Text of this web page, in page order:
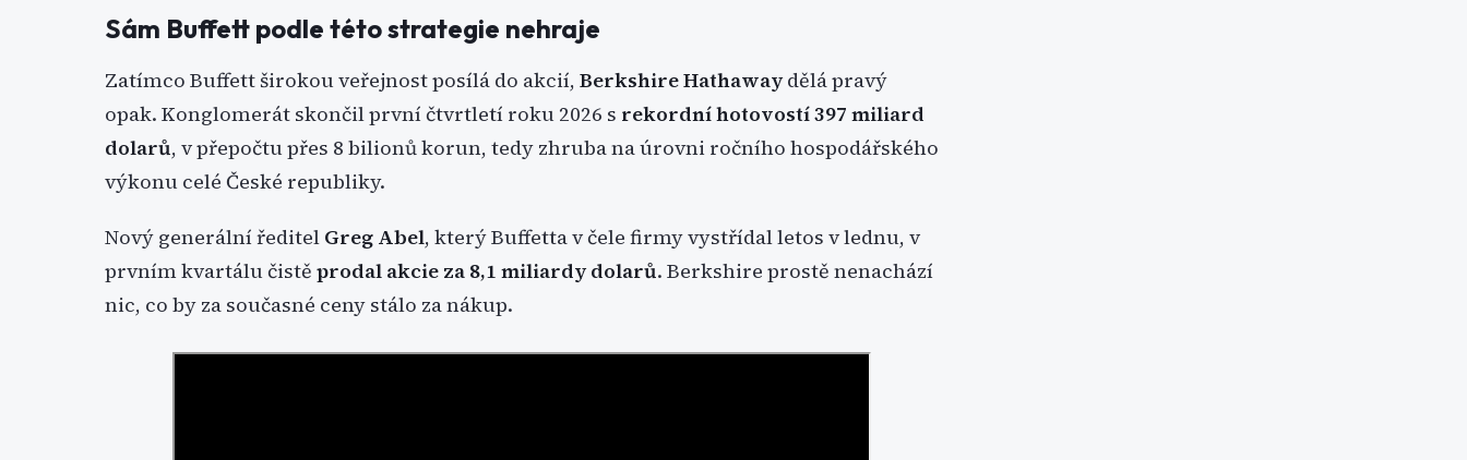
Sám Buffett podle této strategie nehraje
Zatímco Buffett širokou veřejnost posílá do akcií, Berkshire Hathawaydělá pravý
opak. Konglomerát skončil první čtvrtletí roku 2026 s rekordní hotovostí 397 miliard
dolarů, v přepočtu přes 8 bilionů korun, tedy zhruba na úrovni ročního hospodářského
výkonu celé České republiky.
Nový generální ředitel Greg Abel, který Buffetta v čele firmy vystřídal letos v lednu, v
prvním kvartálu čistě prodal akcie za 8,1 miliardy dolarů. Berkshire prostě nenachází
nic, co by za současné ceny stálo za nákup.